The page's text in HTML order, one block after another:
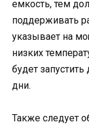
емкость, тем
поддерживать
указывает на
низких
будет
дни.
Также следует